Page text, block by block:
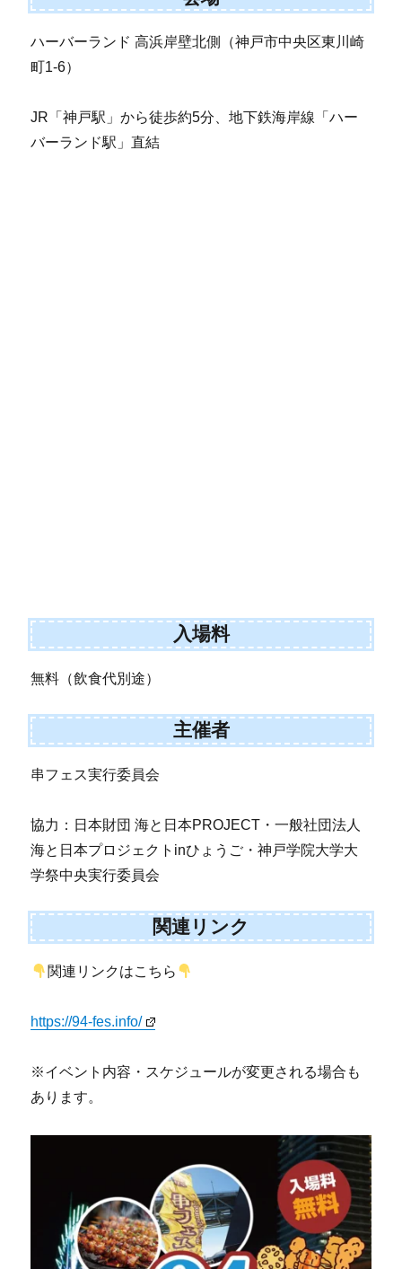
ハーバーランド 高浜岸壁北側（神戸市中央区東川崎
町1-6）
JR「神戸駅」から徒歩約5分、地下鉄海岸線「ハー
バーランド駅」直結
入場料
無料（飲食代別途）
主催者
串フェス実行委員会
協力：日本財団 海と日本PROJECT・一般社団法人
海と日本プロジェクトinひょうご・神戸学院大学大
学祭中央実行委員会
関連リンク
関連リンクはこちら
https://94-fes.info/
※イベント内容・スケジュールが変更される場合も
あります。